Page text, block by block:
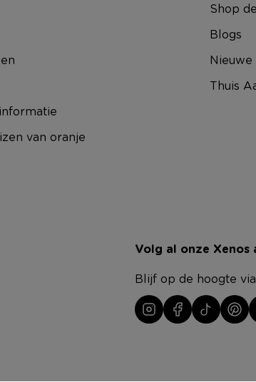
van oranje
Shop
Blogs
Thuis
Volg al onze Xenos
Blijf op de hoogte